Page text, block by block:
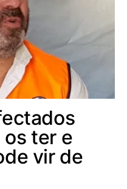
ter e
vir de